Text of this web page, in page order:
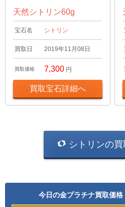
天然シトリン60g
宝石名 シトリン
買取日 2019年11月08日
買取価格 7,300 円
買取宝石詳細へ
シトリンの
今日の金プラチナ買取価格